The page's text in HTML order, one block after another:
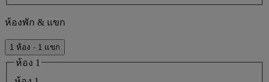
ห้องพัก & แขก
1 ห้อง - 1 แขก
ห้อง 1